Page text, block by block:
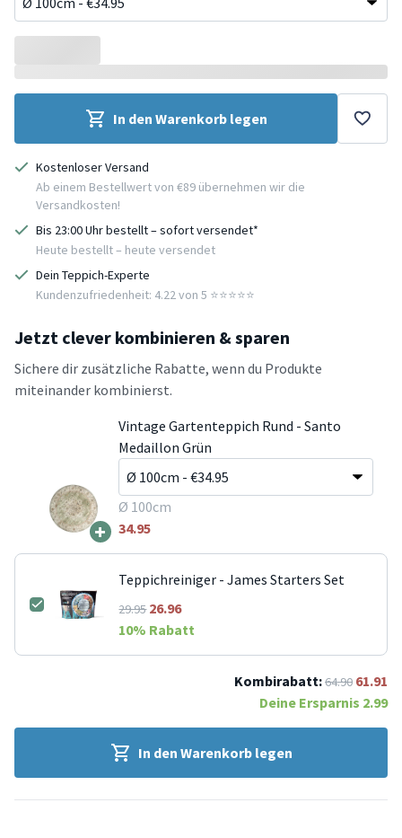
In den Warenkorb legen
Kostenloser Versand
Ab einem Bestellwert von €89 übernehmen wir die
Versandkosten!
Bis 23:00 Uhr bestellt – sofort versendet*
Heute bestellt – heute versendet
Dein Teppich-Experte
Kundenzufriedenheit: 4.22 von 5 ⭐️⭐️⭐️⭐️⭐️
Jetzt clever kombinieren & sparen
Sichere dir zusätzliche Rabatte, wenn du Produkte
miteinander kombinierst.
+
Vintage Gartenteppich Rund - Santo
Medaillon Grün
Ø 100cm
34.95
Teppichreiniger - James Starters Set
29.9526.96
10% Rabatt
Kombirabatt:64.90 61.91
Deine Ersparnis 2.99
In den Warenkorb legen